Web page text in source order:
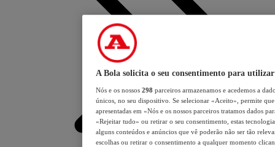
A Bola solicita o seu consentimento para utilizar
Nós e os nossos 298 parceiros armazenamos e acedemos a
únicos, no seu dispositivo. Se selecionar «Aceito», permite
apresentadas em «Nós e os nossos parceiros tratamos dados
«Rejeitar tudo» ou retirar o seu consentimento, estas
alguns conteúdos e anúncios que vê poderão não ser tão
escolhas ou retirar o consentimento a qualquer momento